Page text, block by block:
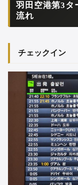
羽田空港第3タ
流れ
チェックイン